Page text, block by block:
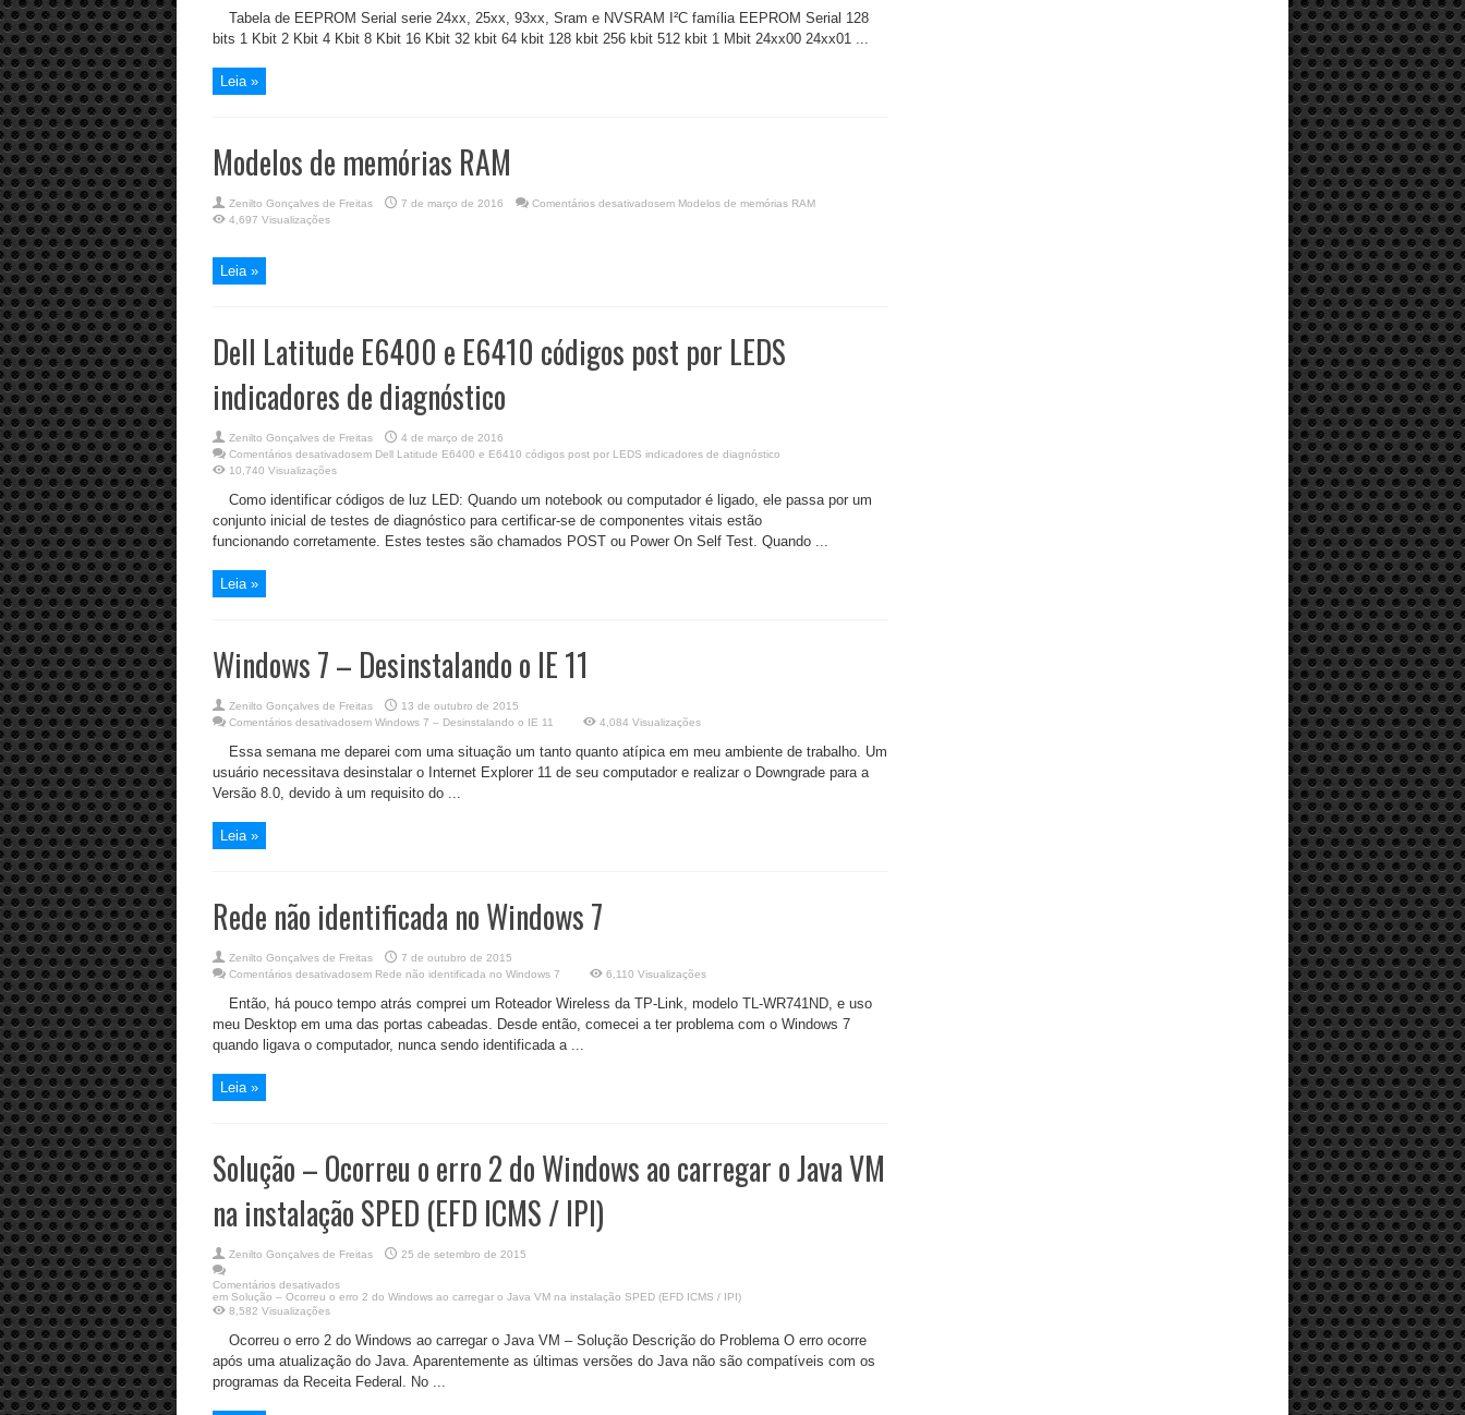
Tabela de EEPROM Serial serie 24xx, 25xx, 93xx, Sram e NVSRAM I²C família EEPROM Serial 128
bits 1 Kbit 2 Kbit 4 Kbit 8 Kbit 16 Kbit 32 kbit 64 kbit 128 kbit 256 kbit 512 kbit 1 Mbit 24xx00 24xx01 ...
Leia »
Modelos de memórias RAM
Zenilto Gonçalves de Freitas 7 de março de 2016 Comentários desativadosem Modelos de memórias RAM
4,697 Visualizações
Leia »
Dell Latitude E6400 e E6410 códigos post por LEDS
indicadores de diagnóstico
Zenilto Gonçalves de Freitas
4 de março de 2016
Comentários desativadosem Dell Latitude E6400 e E6410 códigos post por LEDS indicadores de diagnóstico
10,740 Visualizações
Como identificar códigos de luz LED: Quando um notebook ou computador é ligado, ele passa por um
conjunto inicial de testes de diagnóstico para certificar-se de componentes vitais estão
funcionando corretamente. Estes testes são chamados POST ou Power On Self Test. Quando ...
Leia »
Windows 7 – Desinstalando o IE 11
Zenilto Gonçalves de Freitas
13 de outubro de 2015
Comentários desativadosem Windows 7 – Desinstalando o IE 11 4,084 Visualizações
Essa semana me deparei com uma situação um tanto quanto atípica em meu ambiente de trabalho. Um
usuário necessitava desinstalar o Internet Explorer 11 de seu computador e realizar o Downgrade para a
Versão 8.0, devido à um requisito do ...
Leia »
Rede não identificada no Windows 7
Zenilto Gonçalves de Freitas
7 de outubro de 2015
Comentários desativadosem Rede não identificada no Windows 7 6,110 Visualizações
Então, há pouco tempo atrás comprei um Roteador Wireless da TP-Link, modelo TL-WR741ND, e uso
meu Desktop em uma das portas cabeadas. Desde então, comecei a ter problema com o Windows 7
quando ligava o computador, nunca sendo identificada a ...
Leia »
Solução – Ocorreu o erro 2 do Windows ao carregar o Java VM
na instalação SPED (EFD ICMS / IPI)
Zenilto Gonçalves de Freitas 25 de setembro de 2015
Comentários desativados
em Solução – Ocorreu o erro 2 do Windows ao carregar o Java VM na instalação SPED (EFD ICMS / IPI)
8,582 Visualizações
Ocorreu o erro 2 do Windows ao carregar o Java VM – Solução Descrição do Problema O erro ocorre
após uma atualização do Java. Aparentemente as últimas versões do Java não são compatíveis com os
programas da Receita Federal. No ...